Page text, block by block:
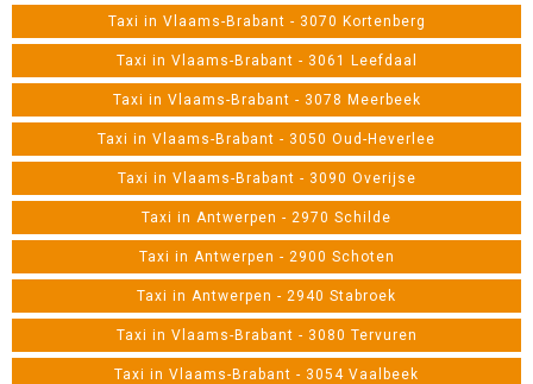
Taxi in Vlaams-Brabant - 3070 Kortenberg
Taxi in Vlaams-Brabant - 3061 Leefdaal
Taxi in Vlaams-Brabant - 3078 Meerbeek
Taxi in Vlaams-Brabant - 3050 Oud-Heverlee
Taxi in Vlaams-Brabant - 3090 Overijse
Taxi in Antwerpen - 2970 Schilde
Taxi in Antwerpen - 2900 Schoten
Taxi in Antwerpen - 2940 Stabroek
Taxi in Vlaams-Brabant - 3080 Tervuren
Taxi in Vlaams-Brabant - 3054 Vaalbeek